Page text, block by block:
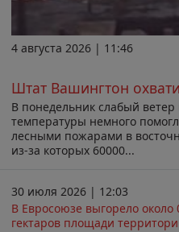
4 августа 2026 | 11:46
Штат Вашингтон
В понедельник слабый
температуры немного
лесными пожарами в
из-за которых 60000...
30 июля 2026 | 12:03
В Евросоюзе выгорело около
гектаров площади